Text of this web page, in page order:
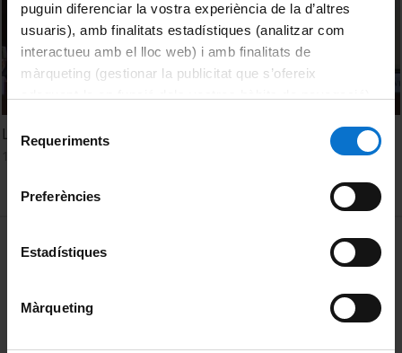
puguin diferenciar la vostra experiència de la d’altres
usuaris), amb finalitats estadístiques (analitzar com
interactueu amb el lloc web) i amb finalitats de
màrqueting (gestionar la publicitat que s’ofereix
consultar laPolítica de galetes del lloc web de la
de Requeriments
Preferències
Estadístiques
Màrqueting
La internacionalització del sistema de recerca i innovació
MENÚ PEU 1
Privadesa i termes